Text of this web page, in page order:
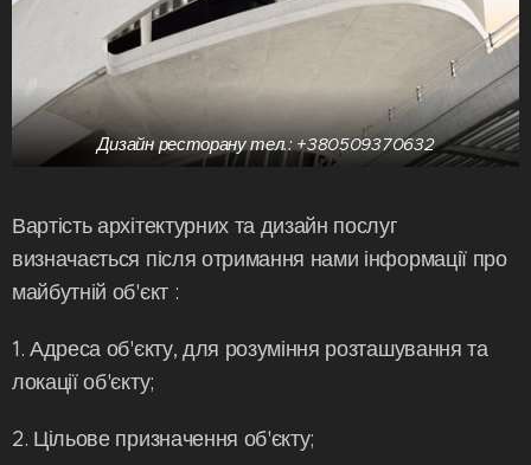
Дизайн ресторану тел.: +380509370632
Вартість архітектурних та дизайн послуг
визначається після отримання нами інформації про
майбутній об'єкт :
1. Адреса об'єкту, для розуміння розташування та
локації об'єкту;
2. Цільове призначення об'єкту;